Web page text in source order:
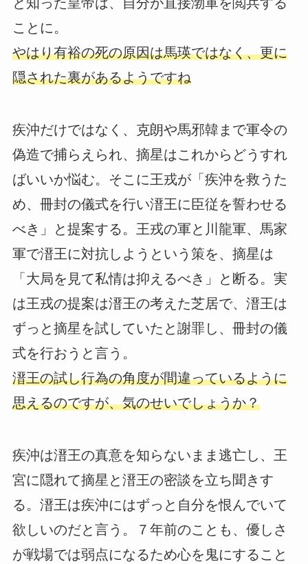
と知った皇帝は、自分が直接渤軍を閲兵する
ことに。
やはり有裕の死の原因は馬瑛ではなく、更に
隠された裏があるようですね
疾沖だけではなく、克朗や馬邪韓まで軍令の
偽造で捕らえられ、摘星はこれからどうすれ
ばいいか悩む。そこに王戎が「疾沖を救うた
め、冊封の儀式を行い溍王に臣従を誓わせる
べき」と提案する。王戎の軍と川龍軍、馬家
軍で溍王に対抗しようという策を、摘星は
「大局を見て私情は抑えるべき」と断る。実
は王戎の提案は溍王の考えた芝居で、溍王は
ずっと摘星を試していたと謝罪し、冊封の儀
式を行おうと言う。
溍王の試し行為の角度が間違っているように
思えるのですが、気のせいでしょうか？
疾沖は溍王の真意を知らないまま逃亡し、王
宮に隠れて摘星と溍王の密談を立ち聞きす
る。溍王は疾沖にはずっと自分を恨んでいて
欲しいのだと言う。７年前のことも、優しさ
が戦場では弱点になるため心を鬼にすること